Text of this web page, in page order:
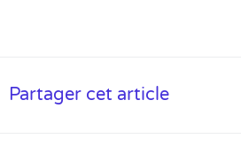
Partager cet article